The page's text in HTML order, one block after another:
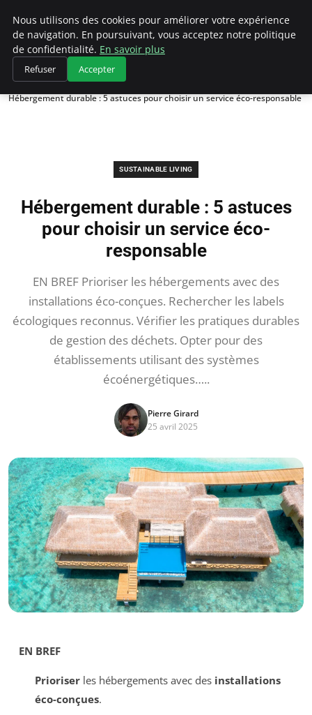
Climategatecountryclub.com
Accueil
Sustainable Living
Hébergement durable : 5 astuces pour choisir un service éco-responsable
SUSTAINABLE LIVING
Hébergement durable : 5 astuces
pour choisir un service éco-
responsable
EN BREF Prioriser les hébergements avec des
installations éco-conçues. Rechercher les labels
écologiques reconnus. Vérifier les pratiques durables
de gestion des déchets. Opter pour des
établissements utilisant des systèmes
écoénergétiques…..
Pierre Girard
25 avril 2025
EN BREF
Prioriserles hébergements avec des installations
éco-conçues.
Nous utilisons des cookies pour améliorer votre expérience
de navigation. En poursuivant, vous acceptez notre politique
de confidentialité. En savoir plus
Refuser Accepter